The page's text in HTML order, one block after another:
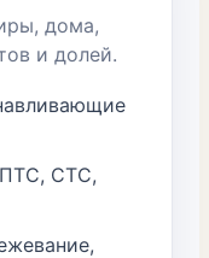
дома,
и долей.
ПТС, СТС,